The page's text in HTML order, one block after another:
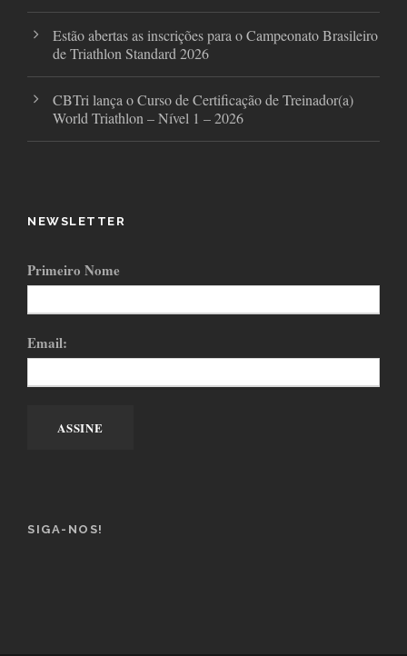
Estão abertas as inscrições para o Campeonato Brasileiro
de Triathlon Standard 2026
CBTri lança o Curso de Certificação de Treinador(a)
World Triathlon – Nível 1 – 2026
NEWSLETTER
Primeiro Nome
Email:
SIGA-NOS!